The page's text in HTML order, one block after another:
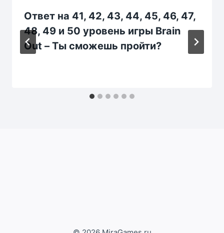
Ответ на 41, 42, 43, 44, 45, 46, 47,
48, 49 и 50 уровень игры Brain
Out – Ты сможешь пройти?